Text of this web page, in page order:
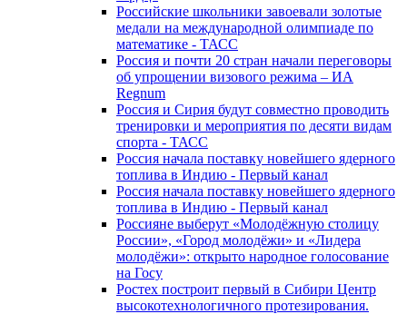
Российские школьники завоевали золотые
медали на международной олимпиаде по
математике - ТАСС
Россия и почти 20 стран начали переговоры
об упрощении визового режима – ИА
Regnum
Россия и Сирия будут совместно проводить
тренировки и мероприятия по десяти видам
спорта - ТАСС
Россия начала поставку новейшего ядерного
топлива в Индию - Первый канал
Россия начала поставку новейшего ядерного
топлива в Индию - Первый канал
Россияне выберут «Молодёжную столицу
России», «Город молодёжи» и «Лидера
молодёжи»: открыто народное голосование
на Госу
Ростех построит первый в Сибири Центр
высокотехнологичного протезирования.